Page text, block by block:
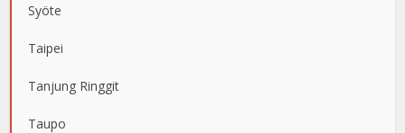
Syöte
Taipei
Tanjung Ringgit
Taupo